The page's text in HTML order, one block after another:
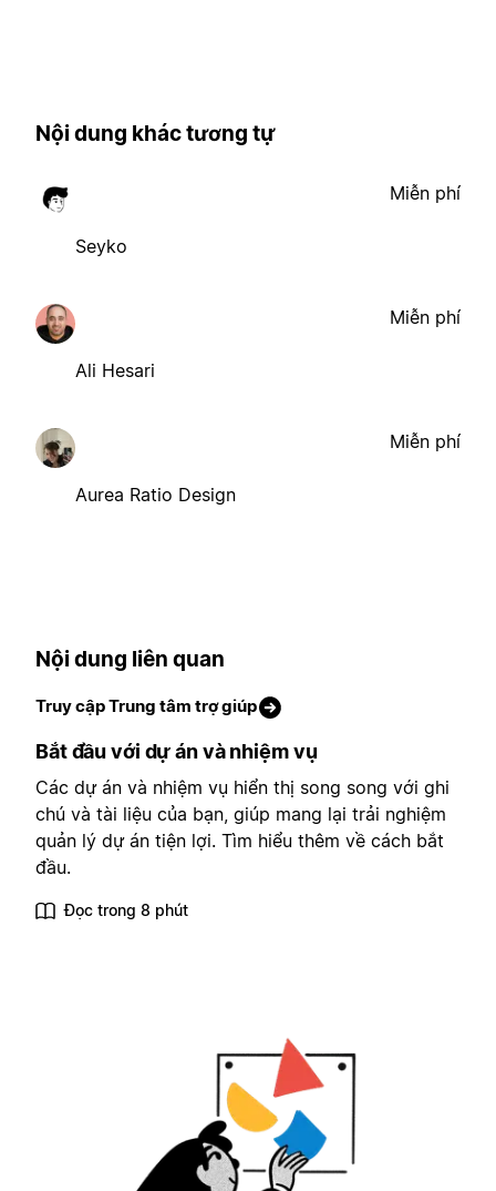
Nội dung khác tương tự
Seyko
Miễn phí
Ali Hesari
Miễn phí
Aurea Ratio Design
Miễn phí
Nội dung liên quan
Truy cập Trung tâm trợ giúp
Bắt đầu với dự án và nhiệm vụ
Các dự án và nhiệm vụ hiển thị song song với ghi
chú và tài liệu của bạn, giúp mang lại trải nghiệm
quản lý dự án tiện lợi. Tìm hiểu thêm về cách bắt
đầu.
Đọc trong 8 phút